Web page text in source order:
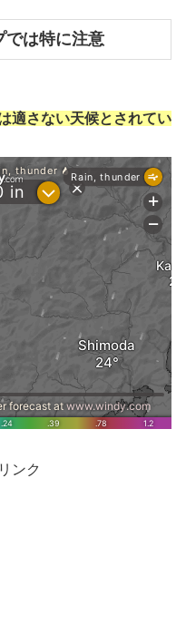
では特に注意
適さない天候とされてい
ンク